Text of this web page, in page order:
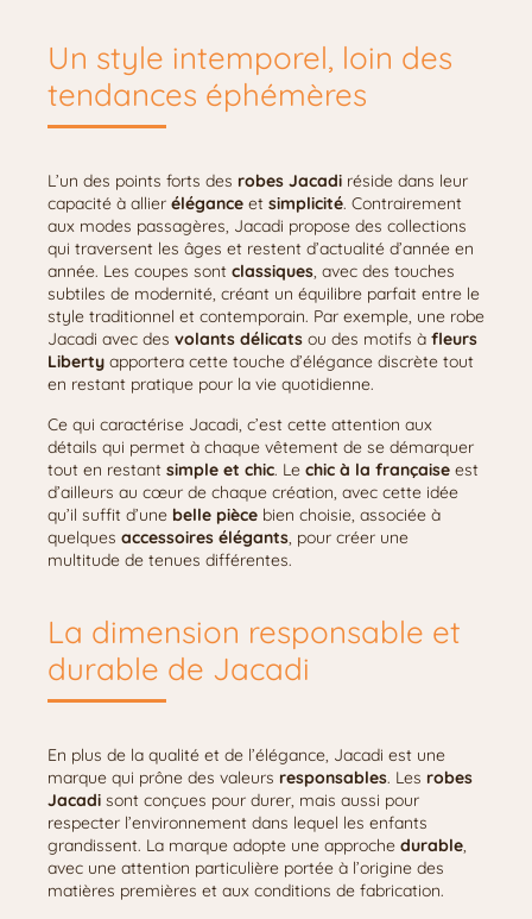
Un style intemporel, loin des
tendances éphémères
L’un des points forts des robes Jacadi réside dans leur
capacité à allier élégance et simplicité. Contrairement
aux modes passagères, Jacadi propose des collections
qui traversent les âges et restent d’actualité d’année en
année. Les coupes sont classiques, avec des touches
subtiles de modernité, créant un équilibre parfait entre le
style traditionnel et contemporain. Par exemple, une robe
Jacadi avec des volants délicats ou des motifs à fleurs
Liberty apportera cette touche d’élégance discrète tout
en restant pratique pour la vie quotidienne.
Ce qui caractérise Jacadi, c’est cette attention aux
détails qui permet à chaque vêtement de se démarquer
tout en restant simple et chic. Le chic à la française est
d’ailleurs au cœur de chaque création, avec cette idée
qu’il suffit d’une belle pièce bien choisie, associée à
quelques accessoires élégants, pour créer une
multitude de tenues différentes.
La dimension responsable et
durable de Jacadi
En plus de la qualité et de l’élégance, Jacadi est une
marque qui prône des valeurs responsables. Les robes
Jacadi sont conçues pour durer, mais aussi pour
respecter l’environnement dans lequel les enfants
grandissent. La marque adopte une approche durable,
avec une attention particulière portée à l’origine des
matières premières et aux conditions de fabrication.